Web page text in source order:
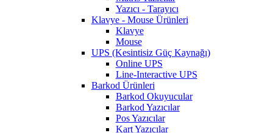
Yazıcı - Tarayıcı
Klavye - Mouse Ürünleri
Klavye
Mouse
UPS (Kesintisiz Güç Kaynağı)
Online UPS
Line-Interactive UPS
Barkod Ürünleri
Barkod Okuyucular
Barkod Yazıcılar
Pos Yazıcılar
Kart Yazıcılar